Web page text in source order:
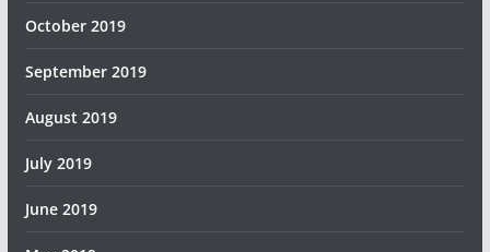
October 2019
September 2019
August 2019
July 2019
June 2019